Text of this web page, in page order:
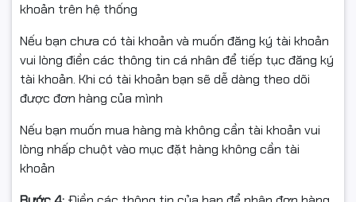
khoản trên hệ thống
Nếu bạn chưa có tài khoản và muốn đăng ký tài khoản
vui lòng điền các thông tin cá nhân để tiếp tục đăng ký
tài khoản. Khi có tài khoản bạn sẽ dễ dàng theo dõi
được đơn hàng của mình
Nếu bạn muốn mua hàng mà không cần tài khoản vui
lòng nhấp chuột vào mục đặt hàng không cần tài
khoản